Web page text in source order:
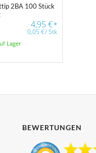
2BA 100 Stück
4,95€*
0,05€/Stk
Lager
BEWERTUNGEN